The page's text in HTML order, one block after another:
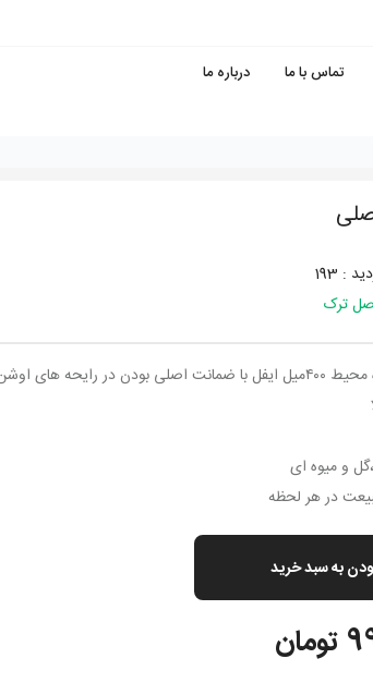
تماس با ما درباره ما
: 193
ترک
اسپری خوشبو کننده محیط ۴۰۰میل ایفل با ضمانت اصلی بودن در رایحه
و میوه ای
در هر لحظه
به سبد خرید